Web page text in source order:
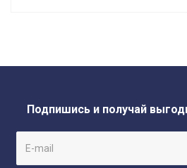
Подпишись и получай